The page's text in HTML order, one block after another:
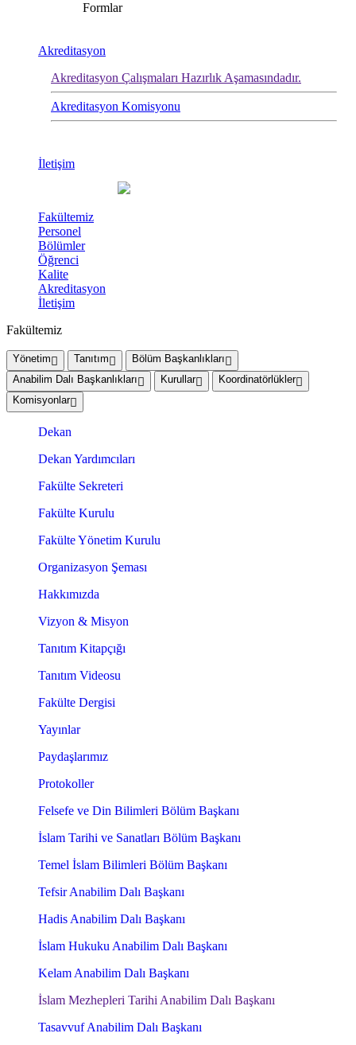
Formlar
Akreditasyon
Akreditasyon Çalışmaları Hazırlık Aşamasındadır.
Akreditasyon Komisyonu
İletişim
Fakültemiz
Personel
Bölümler
Öğrenci
Kalite
Akreditasyon
İletişim
Fakültemiz
Yönetim Tanıtım
Bölüm Başkanlıkları
Anabilim Dalı Başkanlıkları
Kurullar
Koordinatörlükler
Komisyonlar
Dekan
Dekan Yardımcıları
Fakülte Sekreteri
Fakülte Kurulu
Fakülte Yönetim Kurulu
Organizasyon Şeması
Hakkımızda
Vizyon & Misyon
Tanıtım Kitapçığı
Tanıtım Videosu
Fakülte Dergisi
Yayınlar
Paydaşlarımız
Protokoller
Felsefe ve Din Bilimleri Bölüm Başkanı
İslam Tarihi ve Sanatları Bölüm Başkanı
Temel İslam Bilimleri Bölüm Başkanı
Tefsir Anabilim Dalı Başkanı
Hadis Anabilim Dalı Başkanı
İslam Hukuku Anabilim Dalı Başkanı
Kelam Anabilim Dalı Başkanı
İslam Mezhepleri Tarihi Anabilim Dalı Başkanı
Tasavvuf Anabilim Dalı Başkanı